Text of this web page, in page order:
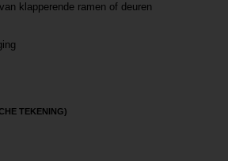
klapperende ramen of deuren
TEKENING)